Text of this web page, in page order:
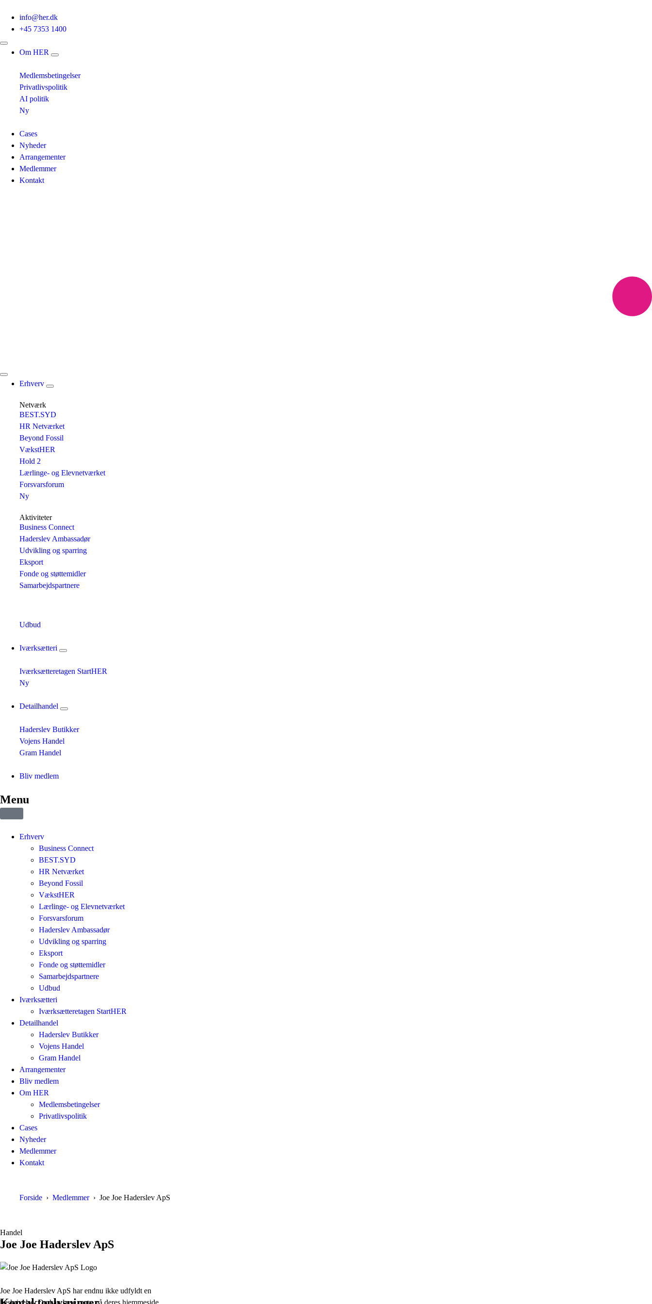
info@her.dk
+45 7353 1400
Om HER
Medlemsbetingelser
Privatlivspolitik
AI politik
Ny
Cases
Nyheder
Arrangementer
Medlemmer
Kontakt
Erhverv
Netværk
BEST.SYD
HR Netværket
Beyond Fossil
VækstHER
Hold 2
Lærlinge- og Elevnetværket
Forsvarsforum
Ny
Aktiviteter
Business Connect
Haderslev Ambassadør
Udvikling og sparring
Eksport
Fonde og støttemidler
Samarbejdspartnere
Udbud
Iværksætteri
Iværksætteretagen StartHER
Ny
Detailhandel
Haderslev Butikker
Vojens Handel
Gram Handel
Bliv medlem
Menu
Erhverv
Business Connect
BEST.SYD
HR Netværket
Beyond Fossil
VækstHER
Lærlinge- og Elevnetværket
Forsvarsforum
Haderslev Ambassadør
Udvikling og sparring
Eksport
Fonde og støttemidler
Samarbejdspartnere
Udbud
Iværksætteri
Iværksætteretagen StartHER
Detailhandel
Haderslev Butikker
Vojens Handel
Gram Handel
Arrangementer
Bliv medlem
Om HER
Medlemsbetingelser
Privatlivspolitik
Cases
Nyheder
Medlemmer
Kontakt
Forside Medlemmer Joe Joe Haderslev ApS
Handel
Joe Joe Haderslev ApS
Joe Joe Haderslev ApS har endnu ikke udfyldt en
beskrivelse. Du kan læse mere på deres hjemmeside